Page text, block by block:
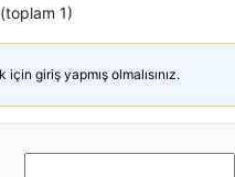
1)
giriş yapmış olmalısınız.